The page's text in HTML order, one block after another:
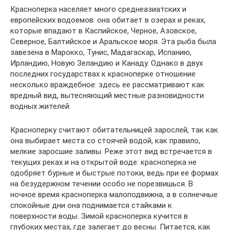
Красноперка населяет много среднеазиатских и
европейских водоемов: она обитает в озерах и реках,
которые впадают в Каспийское, Черное, Азовское,
Северное, Балтийское и Аральское моря. Эта рыба была
завезена в Марокко, Тунис, Мадагаскар, Испанию,
Ирландию, Новую Зеландию и Канаду. Однако в двух
последних государствах к красноперке отношение
несколько враждебное: здесь ее рассматривают как
вредный вид, вытесняющий местные разновидности
водных жителей.
Красноперку считают обитательницей зарослей, так как
она выбирает места со стоячей водой, как правило,
мелкие заросшие заливы. Реже этот вид встречается в
текущих реках и на открытой воде: красноперка не
одобряет бурные и быстрые потоки, ведь при ее формах
на безудержном течении особо не порезвишься. В
ночное время красноперка малоподвижна, а в солнечные
спокойные дни она поднимается стайками к
поверхности воды. Зимой красноперка кучится в
глубоких местах, где залегает до весны. Питается, как